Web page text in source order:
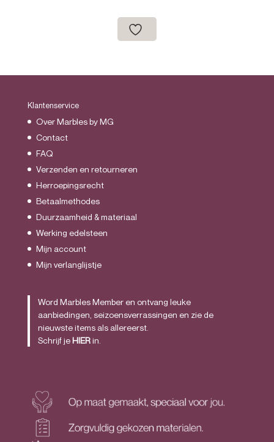
Klantenservice
Over Marbles by MG
Contact
FAQ
Verzenden en retourneren
Herroepingsrecht
Betaalmethodes
Duurzaamheid & materiaal
Werking edelsteen
Mijn account
Mijn verlanglijstje
Word Marbles Member en ontvang leuke
aanbiedingen, seizoensverrassingen en zie de
nieuwste items als allereerst.
Schrijf jeHIERin.